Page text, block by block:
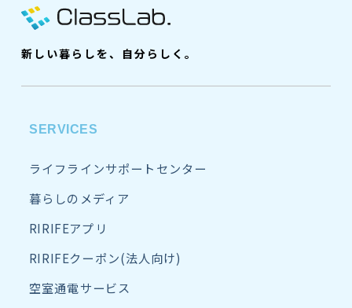
新しい暮らしを、自分らしく。
SERVICES
ライフラインサポートセンター
暮らしのメディア
RIRIFEアプリ
RIRIFEクーポン(法人向け)
空室通電サービス